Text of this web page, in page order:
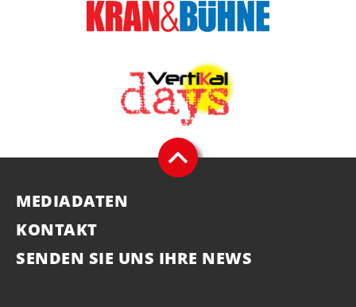
MEDIADATEN
KONTAKT
SENDEN SIE UNS IHRE NEWS